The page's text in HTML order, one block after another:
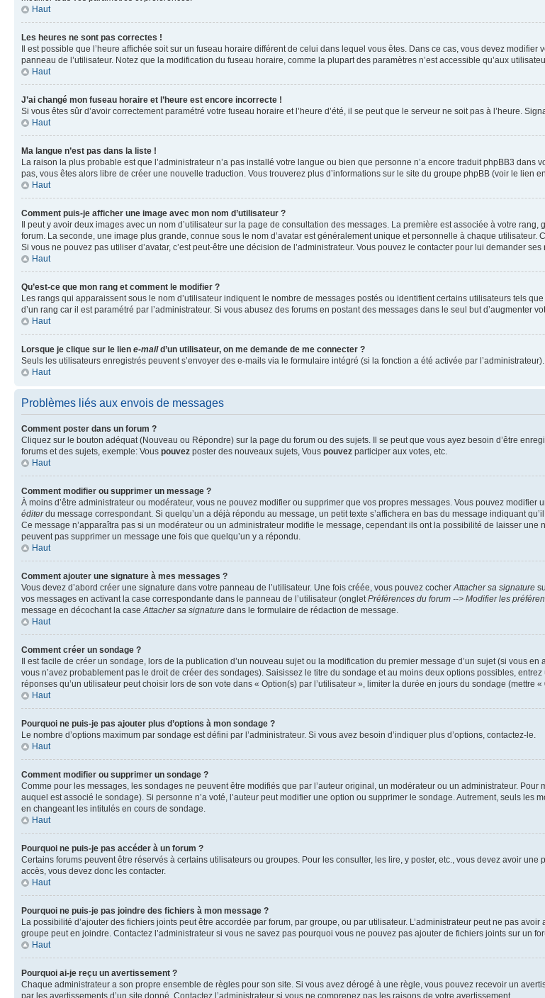
Haut
Les heures ne sont pas correctes !
Il est possible que l’heure affichée soit sur un fuseau horaire différent de celui dans lequel vous êtes. Dans ce cas, vous devez
panneau de l’utilisateur. Notez que la modification du fuseau horaire, comme la plupart des paramètres n’est accessible qu’aux
Haut
J’ai changé mon fuseau horaire et l’heure est encore incorrecte !
Si vous êtes sûr d’avoir correctement paramétré votre fuseau horaire et l’heure d’été, il se peut que le serveur ne soit pas à l’heure.
Haut
Ma langue n’est pas dans la liste !
La raison la plus probable est que l’administrateur n’a pas installé votre langue ou bien que personne n’a encore traduit phpBB3
pas, vous êtes alors libre de créer une nouvelle traduction. Vous trouverez plus d’informations sur le site du groupe phpBB (voir le lien
Haut
Comment puis-je afficher une image avec mon nom d’utilisateur ?
Il peut y avoir deux images avec un nom d’utilisateur sur la page de consultation des messages. La première est associée à votre
forum. La seconde, une image plus grande, connue sous le nom d’avatar est généralement unique et personnelle à chaque utilisateur.
Si vous ne pouvez pas utiliser d’avatar, c’est peut-être une décision de l’administrateur. Vous pouvez le contacter pour lui demander ses
Haut
Qu’est-ce que mon rang et comment le modifier ?
Les rangs qui apparaissent sous le nom d’utilisateur indiquent le nombre de messages postés ou identifient certains utilisateurs tels
d’un rang car il est paramétré par l’administrateur. Si vous abusez des forums en postant des messages dans le seul but
Haut
Lorsque je clique sur le lien e-maild’un utilisateur, on me demande de me connecter ?
Seuls les utilisateurs enregistrés peuvent s’envoyer des e-mails via le formulaire intégré (si la fonction a été activée par
Haut
Problèmes liés aux envois de messages
Comment poster dans un forum ?
Cliquez sur le bouton adéquat (Nouveau ou Répondre) sur la page du forum ou des sujets. Il se peut que vous ayez besoin d’être
forums et des sujets, exemple: Vous pouvez poster des nouveaux sujets, Vous pouvez participer aux votes, etc.
Haut
Comment modifier ou supprimer un message ?
À moins d’être administrateur ou modérateur, vous ne pouvez modifier ou supprimer que vos propres messages. Vous pouvez
éditerdu message correspondant. Si quelqu’un a déjà répondu au message, un petit texte s’affichera en bas du message indiquant
Ce message n’apparaîtra pas si un modérateur ou un administrateur modifie le message, cependant ils ont la possibilité de laisser
peuvent pas supprimer un message une fois que quelqu’un y a répondu.
Haut
Comment ajouter une signature à mes messages ?
Vous devez d’abord créer une signature dans votre panneau de l’utilisateur. Une fois créée, vous pouvez cocherAttacher sa signature
vos messages en activant la case correspondante dans le panneau de l’utilisateur (ongletPréférences du forum --> Modifier les
message en décochant la caseAttacher sa signature dans le formulaire de rédaction de message.
Haut
Comment créer un sondage ?
Il est facile de créer un sondage, lors de la publication d’un nouveau sujet ou la modification du premier message d’un sujet (si vous
vous n’avez probablement pas le droit de créer des sondages). Saisissez le titre du sondage et au moins deux options possibles,
réponses qu’un utilisateur peut choisir lors de son vote dans « Option(s) par l’utilisateur », limiter la durée en jours du sondage
Haut
Pourquoi ne puis-je pas ajouter plus d’options à mon sondage ?
Le nombre d’options maximum par sondage est défini par l’administrateur. Si vous avez besoin d’indiquer plus d’options, contactez-le.
Haut
Comment modifier ou supprimer un sondage ?
Comme pour les messages, les sondages ne peuvent être modifiés que par l’auteur original, un modérateur ou un administrateur. Pour
auquel est associé le sondage). Si personne n’a voté, l’auteur peut modifier une option ou supprimer le sondage. Autrement, seuls
en changeant les intitulés en cours de sondage.
Haut
Pourquoi ne puis-je pas accéder à un forum ?
Certains forums peuvent être réservés à certains utilisateurs ou groupes. Pour les consulter, les lire, y poster, etc., vous devez avoir
accès, vous devez donc les contacter.
Haut
Pourquoi ne puis-je pas joindre des fichiers à mon message ?
La possibilité d’ajouter des fichiers joints peut être accordée par forum, par groupe, ou par utilisateur. L’administrateur peut ne pas
groupe peut en joindre. Contactez l’administrateur si vous ne savez pas pourquoi vous ne pouvez pas ajouter de fichiers joints sur un
Haut
Pourquoi ai-je reçu un avertissement ?
Chaque administrateur a son propre ensemble de règles pour son site. Si vous avez dérogé à une règle, vous pouvez recevoir un
par les avertissements d’un site donné. Contactez l’administrateur si vous ne comprenez pas les raisons de votre avertissement.